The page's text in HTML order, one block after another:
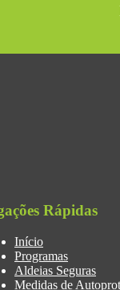
Rápidas
Início
Programas
Aldeias Seguras
Medidas de